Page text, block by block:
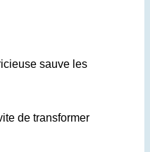
sauve les
de transformer